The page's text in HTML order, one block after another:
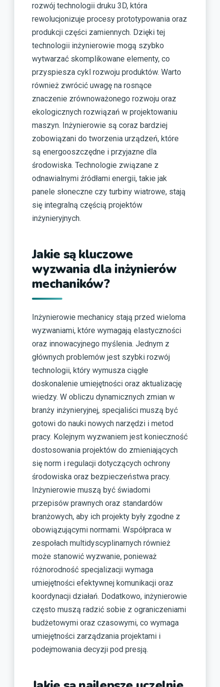
rozwój technologii druku 3D, która
rewolucjonizuje procesy prototypowania oraz
produkcji części zamiennych. Dzięki tej
technologii inżynierowie mogą szybko
wytwarzać skomplikowane elementy, co
przyspiesza cykl rozwoju produktów. Warto
również zwrócić uwagę na rosnące
znaczenie zrównoważonego rozwoju oraz
ekologicznych rozwiązań w projektowaniu
maszyn. Inżynierowie są coraz bardziej
zobowiązani do tworzenia urządzeń, które
są energooszczędne i przyjazne dla
środowiska. Technologie związane z
odnawialnymi źródłami energii, takie jak
panele słoneczne czy turbiny wiatrowe, stają
się integralną częścią projektów
inżynieryjnych.
Jakie są kluczowe
wyzwania dla inżynierów
mechaników?
Inżynierowie mechanicy stają przed wieloma
wyzwaniami, które wymagają elastyczności
oraz innowacyjnego myślenia. Jednym z
głównych problemów jest szybki rozwój
technologii, który wymusza ciągłe
doskonalenie umiejętności oraz aktualizację
wiedzy. W obliczu dynamicznych zmian w
branży inżynieryjnej, specjaliści muszą być
gotowi do nauki nowych narzędzi i metod
pracy. Kolejnym wyzwaniem jest konieczność
dostosowania projektów do zmieniających
się norm i regulacji dotyczących ochrony
środowiska oraz bezpieczeństwa pracy.
Inżynierowie muszą być świadomi
przepisów prawnych oraz standardów
branżowych, aby ich projekty były zgodne z
obowiązującymi normami. Współpraca w
zespołach multidyscyplinarnych również
może stanowić wyzwanie, ponieważ
różnorodność specjalizacji wymaga
umiejętności efektywnej komunikacji oraz
koordynacji działań. Dodatkowo, inżynierowie
często muszą radzić sobie z ograniczeniami
budżetowymi oraz czasowymi, co wymaga
umiejętności zarządzania projektami i
podejmowania decyzji pod presją.